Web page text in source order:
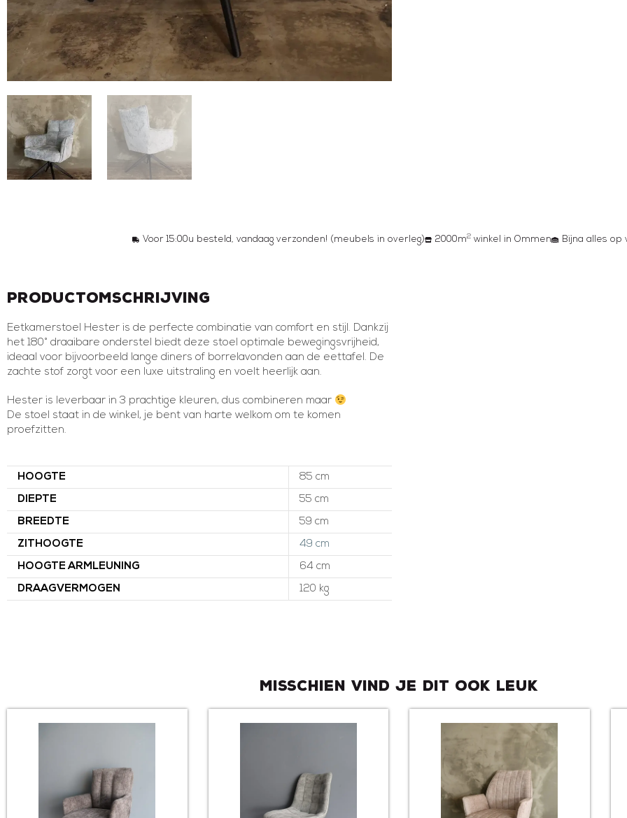
Voor 15:00u besteld, vandaag verzonden! (meubels in overleg) 2000m2winkel in Ommen Bijna alles op
Productomschrijving
Eetkamerstoel Hester is de perfecte combinatie van comfort en stijl. Dankzij
het 180° draaibare onderstel biedt deze stoel optimale bewegingsvrijheid,
ideaal voor bijvoorbeeld lange diners of borrelavonden aan de eettafel. De
zachte stof zorgt voor een luxe uitstraling en voelt heerlijk aan.
Hester is leverbaar in 3 prachtige kleuren, dus combineren maar
De stoel staat in de winkel, je bent van harte welkom om te komen
proefzitten.
HOOGTE 85 cm
DIEPTE 55 cm
BREEDTE 59 cm
ZITHOOGTE 49 cm
HOOGTE ARMLEUNING 64 cm
DRAAGVERMOGEN 120 kg
Misschien vind je dit ook leuk